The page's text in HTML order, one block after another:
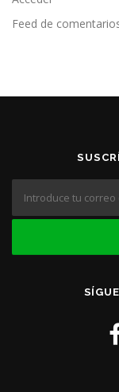
Feed de